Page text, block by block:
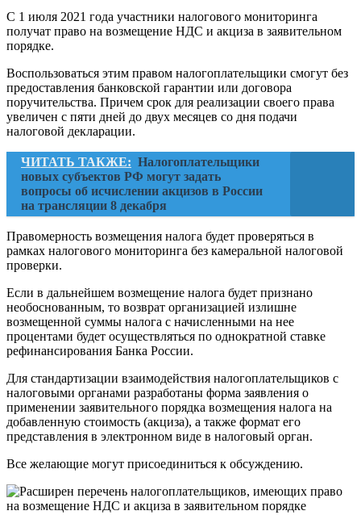
С 1 июля 2021 года участники налогового мониторинга
получат право на возмещение НДС и акциза в заявительном
порядке.
Воспользоваться этим правом налогоплательщики смогут без
предоставления банковской гарантии или договора
поручительства. Причем срок для реализации своего права
увеличен с пяти дней до двух месяцев со дня подачи
налоговой декларации.
ЧИТАТЬ ТАКЖЕ: Налогоплательщики
новых субъектов РФ могут задать
вопросы об исчислении акцизов в России
на трансляции 8 декабря
Правомерность возмещения налога будет проверяться в
рамках налогового мониторинга без камеральной налоговой
проверки.
Если в дальнейшем возмещение налога будет признано
необоснованным, то возврат организацией излишне
возмещенной суммы налога с начисленными на нее
процентами будет осуществляться по однократной ставке
рефинансирования Банка России.
Для стандартизации взаимодействия налогоплательщиков с
налоговыми органами разработаны форма заявления о
применении заявительного порядка возмещения налога на
добавленную стоимость (акциза), а также формат его
представления в электронном виде в налоговый орган.
Все желающие могут присоединиться к обсуждению.